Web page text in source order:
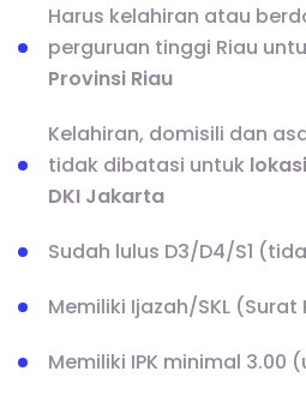
Harus kelahiran atau
perguruan tinggi Riau
Provinsi Riau
Kelahiran, domisili dan
tidak dibatasi untuk
DKI Jakarta
Sudah lulus D3/D4/S1
Memiliki Ijazah/SKL
Memiliki IPK minimal 3.00